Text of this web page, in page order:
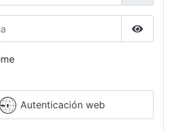
Mostrar
Autenticación web